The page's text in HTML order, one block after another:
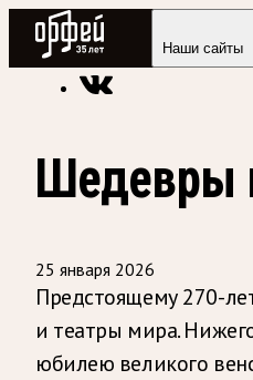
Радио Орфей
Наши сайты
Радио классической музыки
Шедевры
25 января 2026
Предстоящему 270-
и театры мира.
юбилею великого